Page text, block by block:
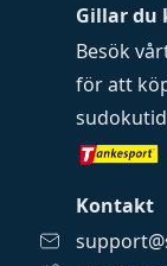
Gillar du
Besök
för att
Kontakt